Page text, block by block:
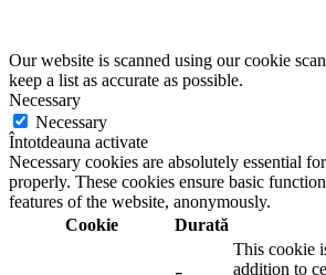
Our website is scanned using our cookie
keep a list as accurate as possible.
Necessary
Necessary
Întotdeauna activate
Necessary cookies are absolutely essential
properly. These cookies ensure basic
features of the website, anonymously.
Cookie
Durată
This cookie
addition to